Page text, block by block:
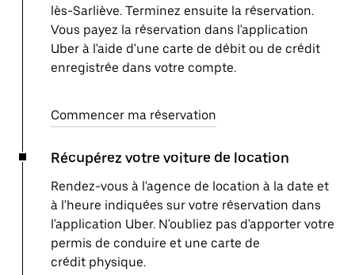
lès-Sarliève. Terminez ensuite la réservation.
Vous payez la réservation dans l'application
Uber à l'aide d'une carte de débit ou de crédit
enregistrée dans votre compte.
Commencer ma réservation
Récupérez votre voiture de location
Rendez-vous à l'agence de location à la date et
à l'heure indiquées sur votre réservation dans
l'application Uber. N'oubliez pas d'apporter votre
permis de conduire et une carte de
crédit physique.